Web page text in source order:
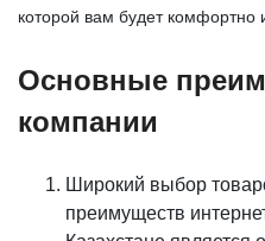
которой вам будет комфортно
Основные
компании
Широкий выбор
преимуществ